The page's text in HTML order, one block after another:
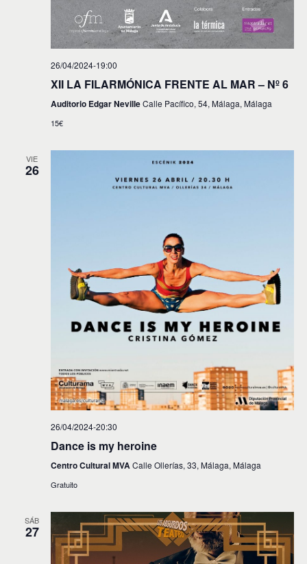
26/04/2024-19:00
XII LA FILARMÓNICA FRENTE AL MAR – Nº 6
Auditorio Edgar NevilleCalle Pacífico, 54, Málaga, Málaga
15€
VIE
26
26/04/2024-20:30
Dance is my heroine
Centro Cultural MVACalle Ollerías, 33, Málaga, Málaga
Gratuito
SÁB
27